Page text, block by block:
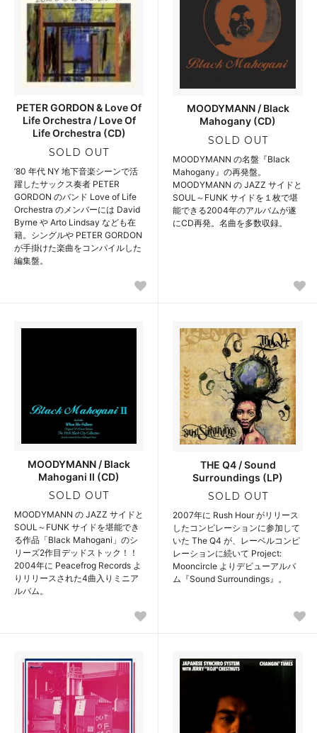
PETER GORDON & Love Of
Life Orchestra / Love Of
Life Orchestra (CD)
SOLD OUT
’80 年代 NY 地下音楽シーンで活
躍したサックス奏者 PETER
GORDON のバンド Love of Life
Orchestra のメンバーには David
Byrne や Arto Lindsay なども在
籍。シングルや PETER GORDON
が手掛けた楽曲をコンパイルした
編集盤。
MOODYMANN / Black
Mahogany (CD)
SOLD OUT
MOODYMANN の名盤『Black
Mahogany』の再発盤。
MOODYMANN の JAZZ サイドと
SOUL～FUNK サイドを１枚で堪
能できる2004年のアルバムが遂
にCD再発。名曲を多数収録。
MOODYMANN / Black
Mahogani II (CD)
SOLD OUT
MOODYMANN の JAZZ サイドと
SOUL～FUNK サイドを堪能でき
る作品「Black Mahogani」のシ
リーズ2作目デッドストック！！
2004年に Peacefrog Records よ
りリリースされた4曲入りミニア
ルバム。
THE Q4 / Sound
Surroundings (LP)
SOLD OUT
2007年に Rush Hour がリリース
したコンピレーションに参加して
いた The Q4 が、レーベルコンピ
レーションに続いて Project:
Mooncircle よりデビューアルバ
ム『Sound Surroundings』。